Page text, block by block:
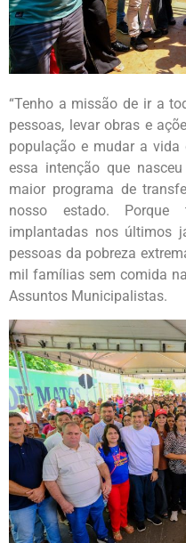
“Tenho a missão de ir a
pessoas, levar obras e
população e mudar a
essa intenção que
maior programa de
nosso estado.
implantadas nos últimos
pessoas da pobreza
mil famílias sem comida
Assuntos Municipalistas.